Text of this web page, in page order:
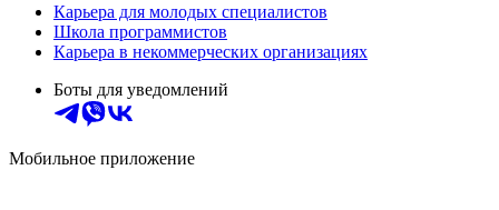
Карьера для молодых специалистов
Школа программистов
Карьера в некоммерческих организациях
Боты для уведомлений
Мобильное приложение